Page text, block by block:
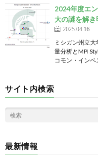
2024年度エ
大の謎を解き
2025.04.16
ミシガン州立
量分析とMPI
コモン・イン
サイト内検索
最新情報